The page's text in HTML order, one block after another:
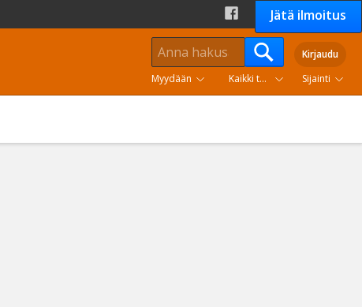
Jätä ilmoitus
Kirjaudu
Myydään
Kaikki tuoteryhmät Sijainti